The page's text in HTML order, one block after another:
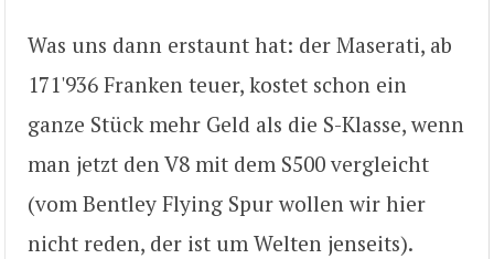
Was uns dann erstaunt hat: der Maserati, ab
171'936 Franken teuer, kostet schon ein
ganze Stück mehr Geld als die S-Klasse, wenn
man jetzt den V8 mit dem S500 vergleicht
(vom Bentley Flying Spur wollen wir hier
nicht reden, der ist um Welten jenseits).